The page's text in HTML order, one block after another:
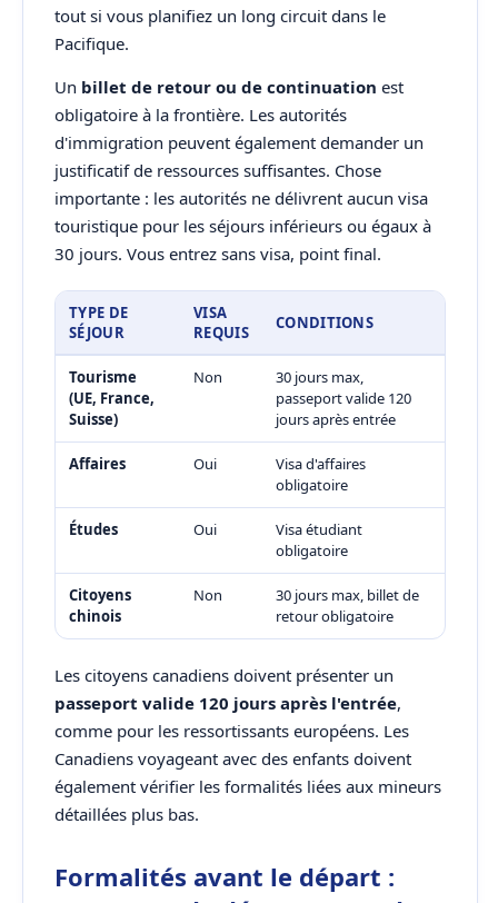
tout si vous planifiez un long circuit dans le
Pacifique.
Un billet de retour ou de continuation est
obligatoire à la frontière. Les autorités
d'immigration peuvent également demander un
justificatif de ressources suffisantes. Chose
importante : les autorités ne délivrent aucun visa
touristique pour les séjours inférieurs ou égaux à
30 jours. Vous entrez sans visa, point final.
TYPE DE
SÉJOUR
VISA
REQUIS
CONDITIONS
Tourisme
(UE, France,
Suisse)
Non
30 jours max,
passeport valide 120
jours après entrée
Affaires Oui
Visa d'affaires
obligatoire
Études Oui
Visa étudiant
obligatoire
Citoyens
chinois
Non
30 jours max, billet de
retour obligatoire
Les citoyens canadiens doivent présenter un
passeport valide 120 jours après l'entrée,
comme pour les ressortissants européens. Les
Canadiens voyageant avec des enfants doivent
également vérifier les formalités liées aux mineurs
détaillées plus bas.
Formalités avant le départ :